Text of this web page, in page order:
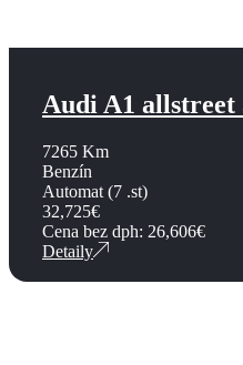
Audi A1
7265 Km
Benzín
Automat (7 .st)
32,725€
Cena bez dph: 26,606€
Detaily